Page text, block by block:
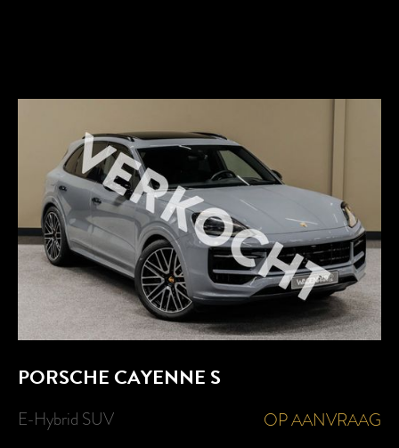
PORSCHECAYENNE S
E-Hybrid SUV OP AANVRAAG